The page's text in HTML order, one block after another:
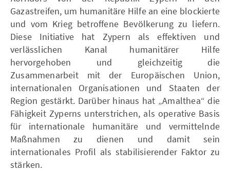
Gazastreifen, um humanitäre Hilfe an eine blockierte
und vom Krieg betroffene Bevölkerung zu liefern.
Diese Initiative hat Zypern als effektiven und
verlässlichen Kanal humanitärer Hilfe
hervorgehoben und gleichzeitig die
Zusammenarbeit mit der Europäischen Union,
internationalen Organisationen und Staaten der
Region gestärkt. Darüber hinaus hat „Amalthea“ die
Fähigkeit Zyperns unterstrichen, als operative Basis
für internationale humanitäre und vermittelnde
Maßnahmen zu dienen und damit sein
internationales Profil als stabilisierender Faktor zu
stärken.